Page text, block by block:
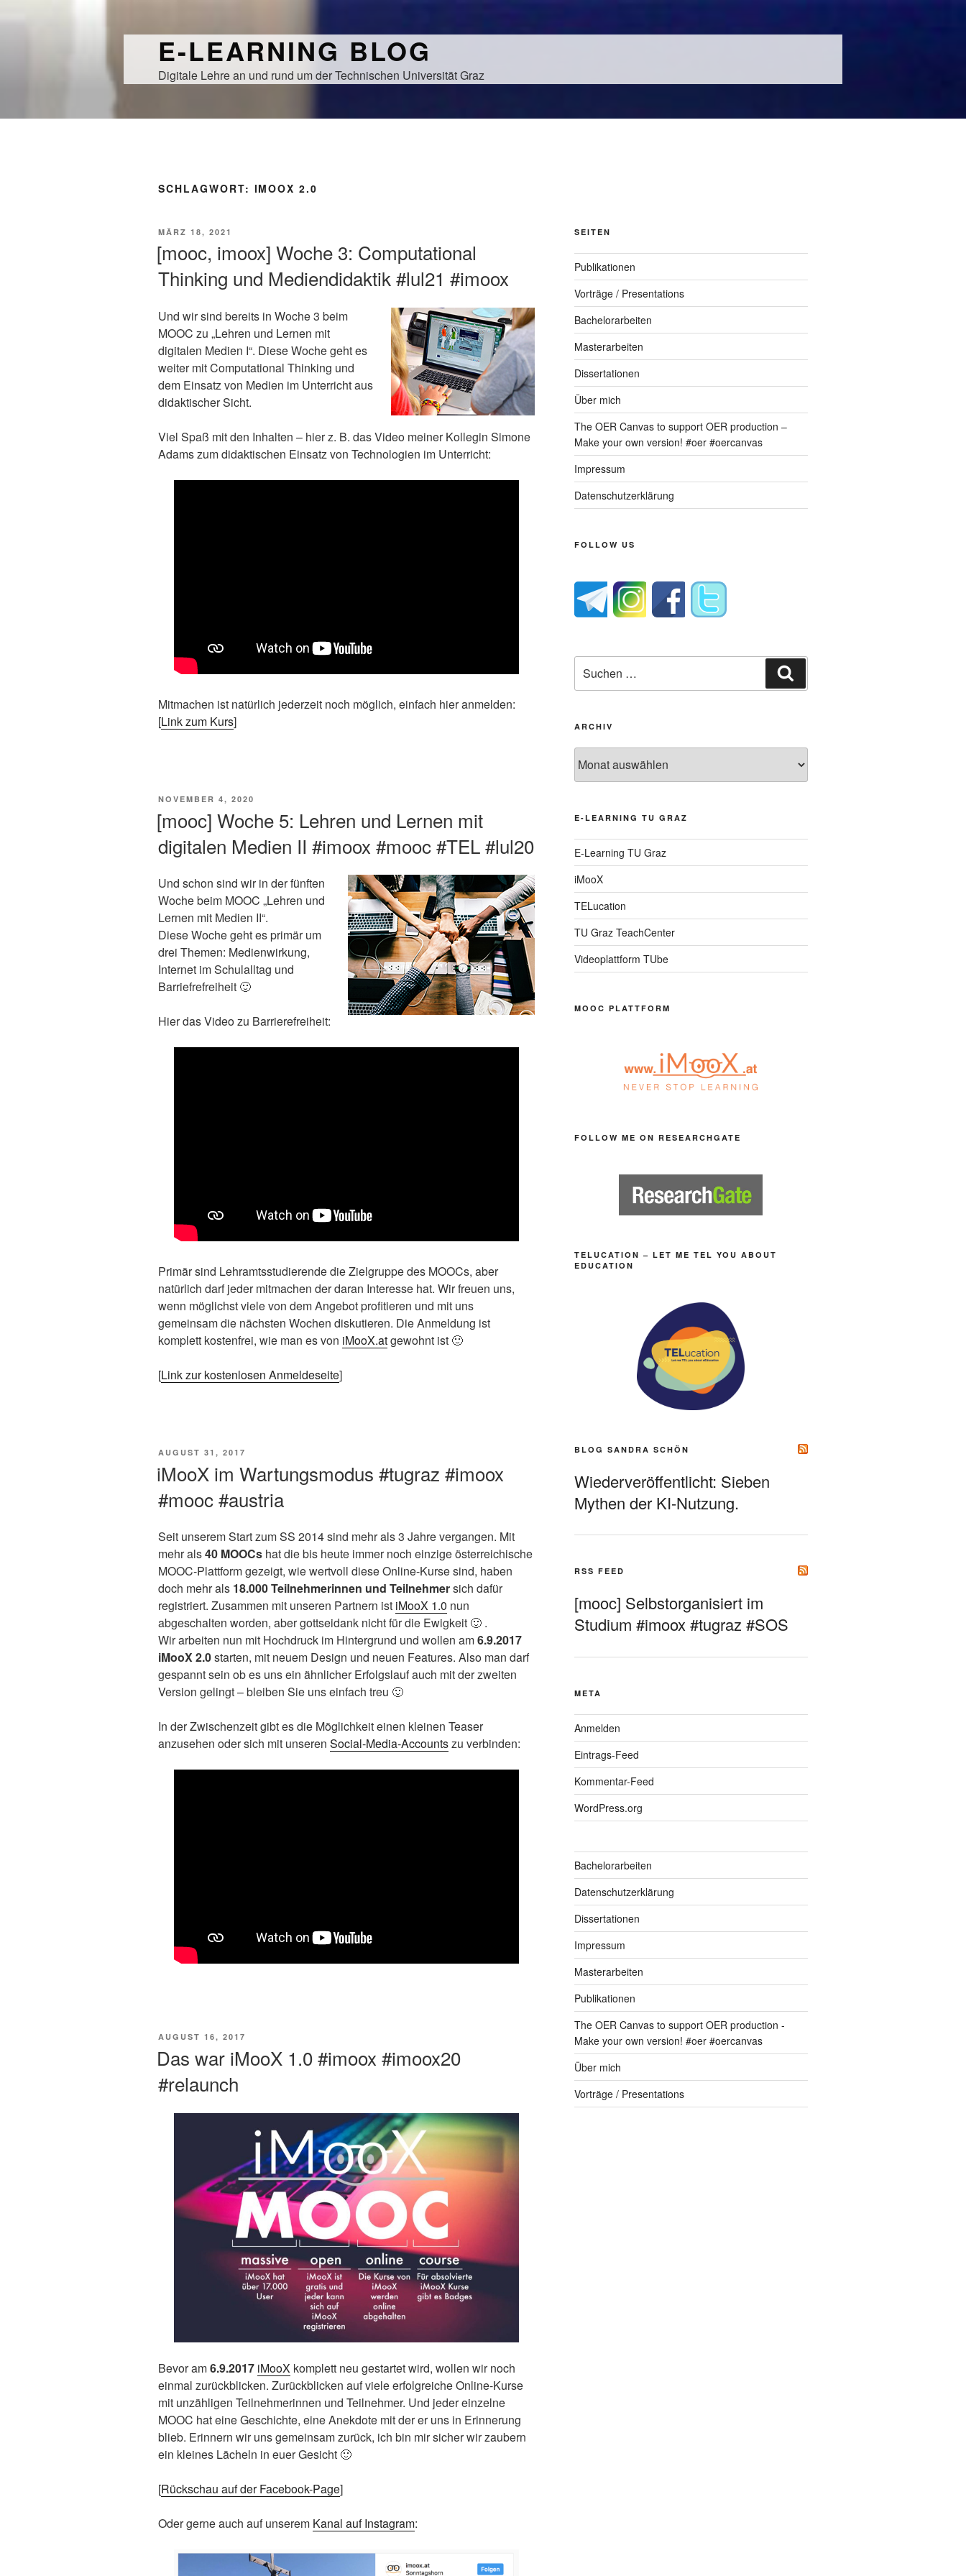
E-LEARNING BLOG
Digitale Lehre an und rund um der Technischen Universität Graz
SCHLAGWORT: IMOOX 2.0
VERÖFFENTLICHT
MÄRZ 18, 2021
[mooc, imoox] Woche 3: Computational
Thinking und Mediendidaktik #lul21 #imoox
Und wir sind bereits in Woche 3 beim
MOOC zu „Lehren und Lernen mit
digitalen Medien I“. Diese Woche geht es
weiter mit Computational Thinking und
dem Einsatz von Medien im Unterricht aus
didaktischer Sicht.
Viel Spaß mit den Inhalten – hier z. B. das Video meiner Kollegin Simone
Adams zum didaktischen Einsatz von Technologien im Unterricht:
Mitmachen ist natürlich jederzeit noch möglich, einfach hier anmelden:
[Link zum Kurs]
VERÖFFENTLICHT
NOVEMBER 4, 2020
[mooc] Woche 5: Lehren und Lernen mit
digitalen Medien II #imoox #mooc #TEL #lul20
Und schon sind wir in der fünften
Woche beim MOOC „Lehren und
Lernen mit Medien II“.
Diese Woche geht es primär um
drei Themen: Medienwirkung,
Internet im Schulalltag und
Barriefrefreiheit 🙂
Hier das Video zu Barrierefreiheit:
Primär sind Lehramtsstudierende die Zielgruppe des MOOCs, aber
natürlich darf jeder mitmachen der daran Interesse hat. Wir freuen uns,
wenn möglichst viele von dem Angebot profitieren und mit uns
gemeinsam die nächsten Wochen diskutieren. Die Anmeldung ist
komplett kostenfrei, wie man es von iMooX.atgewohnt ist 🙂
[Link zur kostenlosen Anmeldeseite]
VERÖFFENTLICHT
AUGUST 31, 2017
iMooX im Wartungsmodus #tugraz #imoox
#mooc #austria
Seit unserem Start zum SS 2014 sind mehr als 3 Jahre vergangen. Mit
mehr als40 MOOCs hat die bis heute immer noch einzige österreichische
MOOC-Plattform gezeigt, wie wertvoll diese Online-Kurse sind, haben
doch mehr als 18.000 Teilnehmerinnen und Teilnehmersich dafür
registriert. Zusammen mit unseren Partnern ist iMooX 1.0 nun
abgeschalten worden, aber gottseidank nicht für die Ewigkeit 🙂 .
Wir arbeiten nun mit Hochdruck im Hintergrund und wollen am6.9.2017
iMooX 2.0starten, mit neuem Design und neuen Features. Also man darf
gespannt sein ob es uns ein ähnlicher Erfolgslauf auch mit der zweiten
Version gelingt – bleiben Sie uns einfach treu 🙂
In der Zwischenzeit gibt es die Möglichkeit einen kleinen Teaser
anzusehen oder sich mit unseren Social-Media-Accountszu verbinden:
VERÖFFENTLICHT
AUGUST 16, 2017
Das war iMooX 1.0 #imoox #imoox20
#relaunch
Bevor am6.9.2017 iMooX komplett neu gestartet wird, wollen wir noch
einmal zurückblicken. Zurückblicken auf viele erfolgreiche Online-Kurse
mit unzähligen Teilnehmerinnen und Teilnehmer. Und jeder einzelne
MOOC hat eine Geschichte, eine Anekdote mit der er uns in Erinnerung
blieb. Erinnern wir uns gemeinsam zurück, ich bin mir sicher wir zaubern
ein kleines Lächeln in euer Gesicht 🙂
[Rückschau auf der Facebook-Page]
Oder gerne auch auf unserem Kanal auf Instagram:
SEITEN
Publikationen
Vorträge / Presentations
Bachelorarbeiten
Masterarbeiten
Dissertationen
Über mich
The OER Canvas to support OER production –
Make your own version! #oer #oercanvas
Impressum
Datenschutzerklärung
FOLLOW US
nach:
ARCHIV
E-LEARNING TU GRAZ
E-Learning TU Graz
iMooX
TELucation
TU Graz TeachCenter
Videoplattform TUbe
MOOC PLATTFORM
FOLLOW ME ON RESEARCHGATE
TELUCATION – LET ME TEL YOU ABOUT
EDUCATION
BLOG SANDRA SCHÖN
Wiederveröffentlicht: Sieben
Mythen der KI-Nutzung.
RSS FEED
[mooc] Selbstorganisiert im
Studium #imoox #tugraz #SOS
META
Anmelden
Eintrags-Feed
Kommentar-Feed
WordPress.org
Bachelorarbeiten
Datenschutzerklärung
Dissertationen
Impressum
Masterarbeiten
Publikationen
The OER Canvas to support OER production -
Make your own version! #oer #oercanvas
Über mich
Vorträge / Presentations